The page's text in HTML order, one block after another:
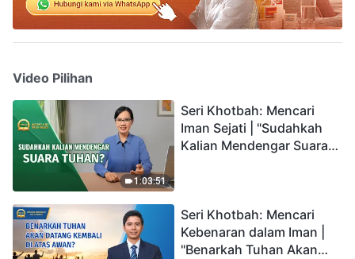
Video Pilihan
1:03:51
Seri Khotbah: Mencari
Iman Sejati | "Sudahkah
Kalian Mendengar Suara
Seri Khotbah: Mencari
Kebenaran dalam Iman |
"Benarkah Tuhan Akan